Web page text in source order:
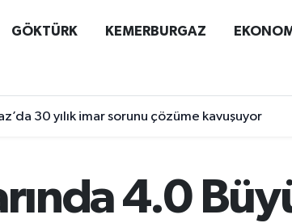
GÖKTÜRK KEMERBURGAZ
30 yılık imar sorunu çözüme kavuşuyor
4.0